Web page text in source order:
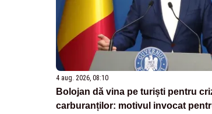
4 aug. 2026, 08:10
Bolojan dă vina pe turiști pentru
carburanților: motivul invocat